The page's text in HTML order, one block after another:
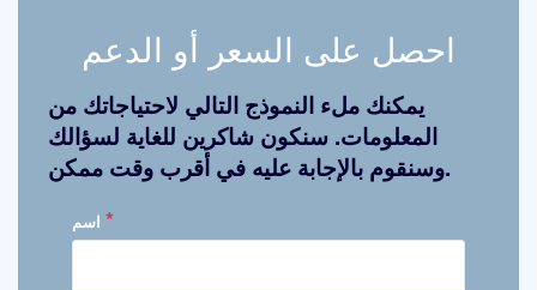
احصل على السعر أو الدعم
يمكنك ملء النموذج التالي لاحتياجاتك من
المعلومات. سنكون شاكرين للغاية لسؤالك
وسنقوم بالإجابة عليه في أقرب وقت ممكن.
*